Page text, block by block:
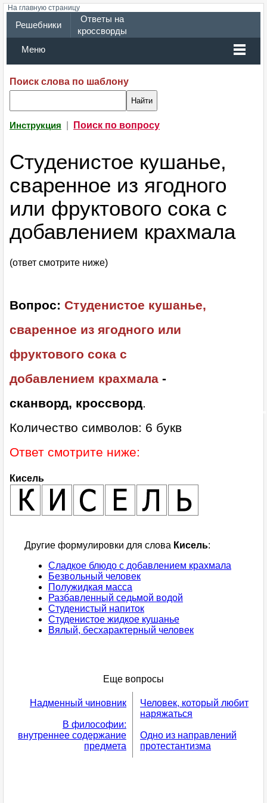
На главную страницу
Решебники
Ответы на
кроссворды
Меню
Поиск слова по шаблону
Инструкция Поиск по вопросу
Студенистое кушанье,
сваренное из ягодного
или фруктового сока с
добавлением крахмала
(ответ смотрите ниже)
Вопрос: Студенистое кушанье,
сваренное из ягодного или
фруктового сока с
добавлением крахмала -
сканворд, кроссворд.
Количество символов: 6 букв
Ответ смотрите ниже:
Кисель
Другие формулировки для слова Кисель:
Сладкое блюдо с добавлением крахмала
Безвольный человек
Полужидкая масса
Разбавленный седьмой водой
Студенистый напиток
Студенистое жидкое кушанье
Вялый, бесхарактерный человек
Еще вопросы
Надменный чиновник
В философии:
внутреннее содержание
предмета
Человек, который любит
наряжаться
Одно из направлений
протестантизма